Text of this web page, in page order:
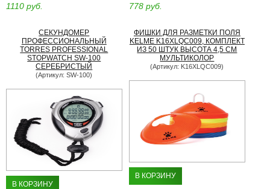
1110 руб. 778 руб.
СЕКУНДОМЕР
ПРОФЕССИОНАЛЬНЫЙ
TORRES PROFESSIONAL
STOPWATCH SW-100
СЕРЕБРИСТЫЙ
(Артикул: SW-100)
В КОРЗИНУ
ФИШКИ ДЛЯ РАЗМЕТКИ ПОЛЯ
KELME K16XLQC009, КОМПЛЕКТ
ИЗ 50 ШТУК ВЫСОТА 4,5 СМ
МУЛЬТИКОЛОР
(Артикул: K16XLQC009)
В КОРЗИНУ